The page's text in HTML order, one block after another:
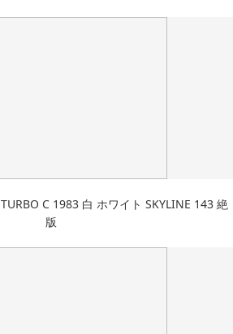
C 1983 白 ホワイト SKYLINE 143 絶
版